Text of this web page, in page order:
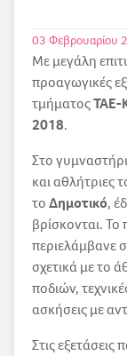
03 Φεβρουαρίου
Με μεγάλη
προαγωγικές
τμήματοςTAE-
2018.
Στο
και αθλήτριες
τοΔημοτικό,
βρίσκονται.
περιελάμβανε
σχετικά με το
ποδιών,
ασκήσεις με
Στις